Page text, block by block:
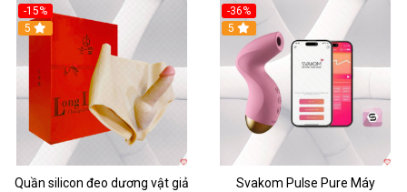
-15%
5
Quần silicon đeo dương vật giả
-36%
5
Svakom Pulse Pure Máy